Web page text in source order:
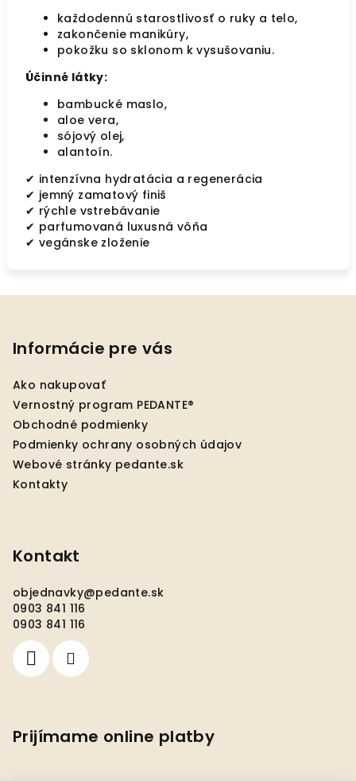
každodennú starostlivosť o ruky a telo,
zakončenie manikúry,
pokožku so sklonom k vysušovaniu.
Účinné látky:
bambucké maslo,
aloe vera,
sójový olej,
alantoín.
✔ intenzívna hydratácia a regenerácia
✔ jemný zamatový finiš
✔ rýchle vstrebávanie
✔ parfumovaná luxusná vôňa
✔ vegánske zloženie
Informácie pre vás
Ako nakupovať
Vernostný program PEDANTE®
Obchodné podmienky
Podmienky ochrany osobných údajov
Webové stránky pedante.sk
Kontakty
Kontakt
objednavky@pedante.sk
0903 841 116
0903 841 116
Prijímame online platby